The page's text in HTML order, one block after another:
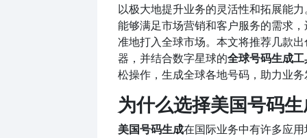
以极大地提升业务的灵活性和拓展能力
能够满足市场营销和客户服务的需求
准地打入全球市场。本文将推荐几款
器，并结合数字星球的全球号码生成工
松操作，生成全球各地号码，助力业务
为什么选择美国号码
美国号码生成在国际业务中有许多应